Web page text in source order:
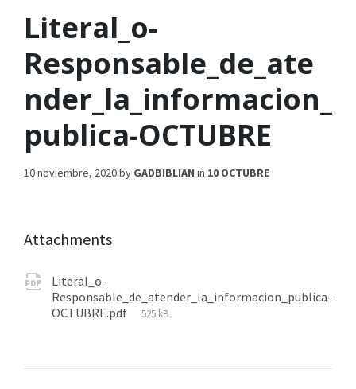
Literal_o-
Responsable_de_ate
nder_la_informacion_
publica-OCTUBRE
10 noviembre, 2020by GADBIBLIAN in 10 OCTUBRE
Attachments
Literal_o-
Responsable_de_atender_la_informacion_publica-
OCTUBRE.pdf
525 kB